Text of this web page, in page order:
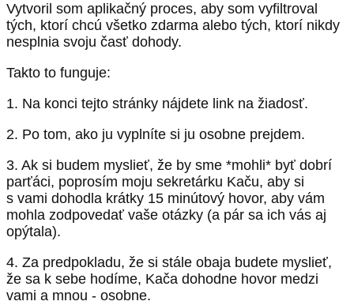
Vytvoril som aplikačný proces, aby som vyfiltroval
tých, ktorí chcú všetko zdarma alebo tých, ktorí nikdy
nesplnia svoju časť dohody.
Takto to funguje:
1. Na konci tejto stránky nájdete link na žiadosť.
2. Po tom, ako ju vyplníte si ju osobne prejdem.
3. Ak si budem myslieť, že by sme *mohli* byť dobrí
parťáci, poprosím moju sekretárku Kaču, aby si
s vami dohodla krátky 15 minútový hovor, aby vám
mohla zodpovedať vaše otázky (a pár sa ich vás aj
opýtala).
4. Za predpokladu, že si stále obaja budete myslieť,
že sa k sebe hodíme, Kača dohodne hovor medzi
vami a mnou - osobne.